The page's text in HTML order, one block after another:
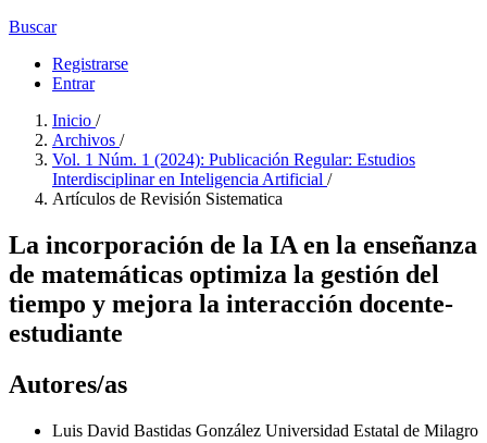
Buscar
Registrarse
Entrar
Inicio /
Archivos /
Vol. 1 Núm. 1 (2024): Publicación Regular: Estudios
Interdisciplinar en Inteligencia Artificial /
Artículos de Revisión Sistematica
La incorporación de la IA en la enseñanza
de matemáticas optimiza la gestión del
tiempo y mejora la interacción docente-
estudiante
Autores/as
Luis David Bastidas González Universidad Estatal de Milagro